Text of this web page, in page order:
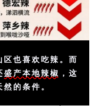
也喜欢吃辣。而
盛产本地辣椒 ，这
的条件。